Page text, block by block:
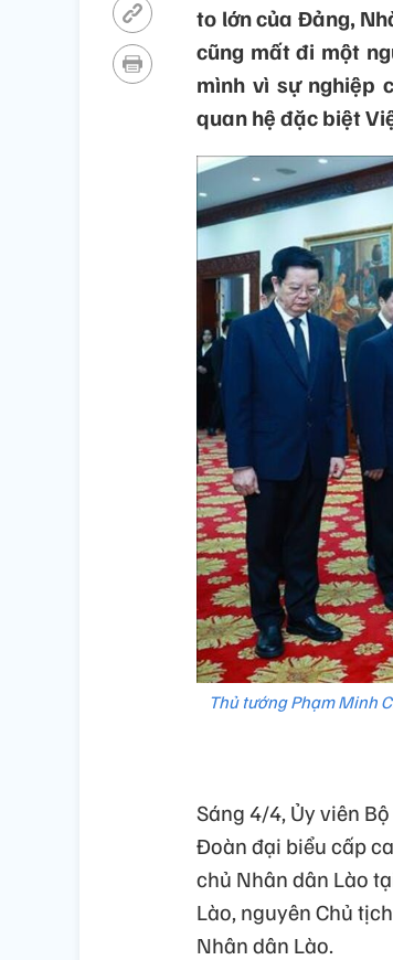
to lớn của Đảng,
cũng mất đi một
mình vì sự nghiệp
quan hệ đặc biệt
Thủ tướng Phạm Minh
Sáng 4/4, Ủy viên
Đoàn đại biểu cấp
chủ Nhân dân Lào
Lào, nguyên Chủ
Nhân dân Lào.